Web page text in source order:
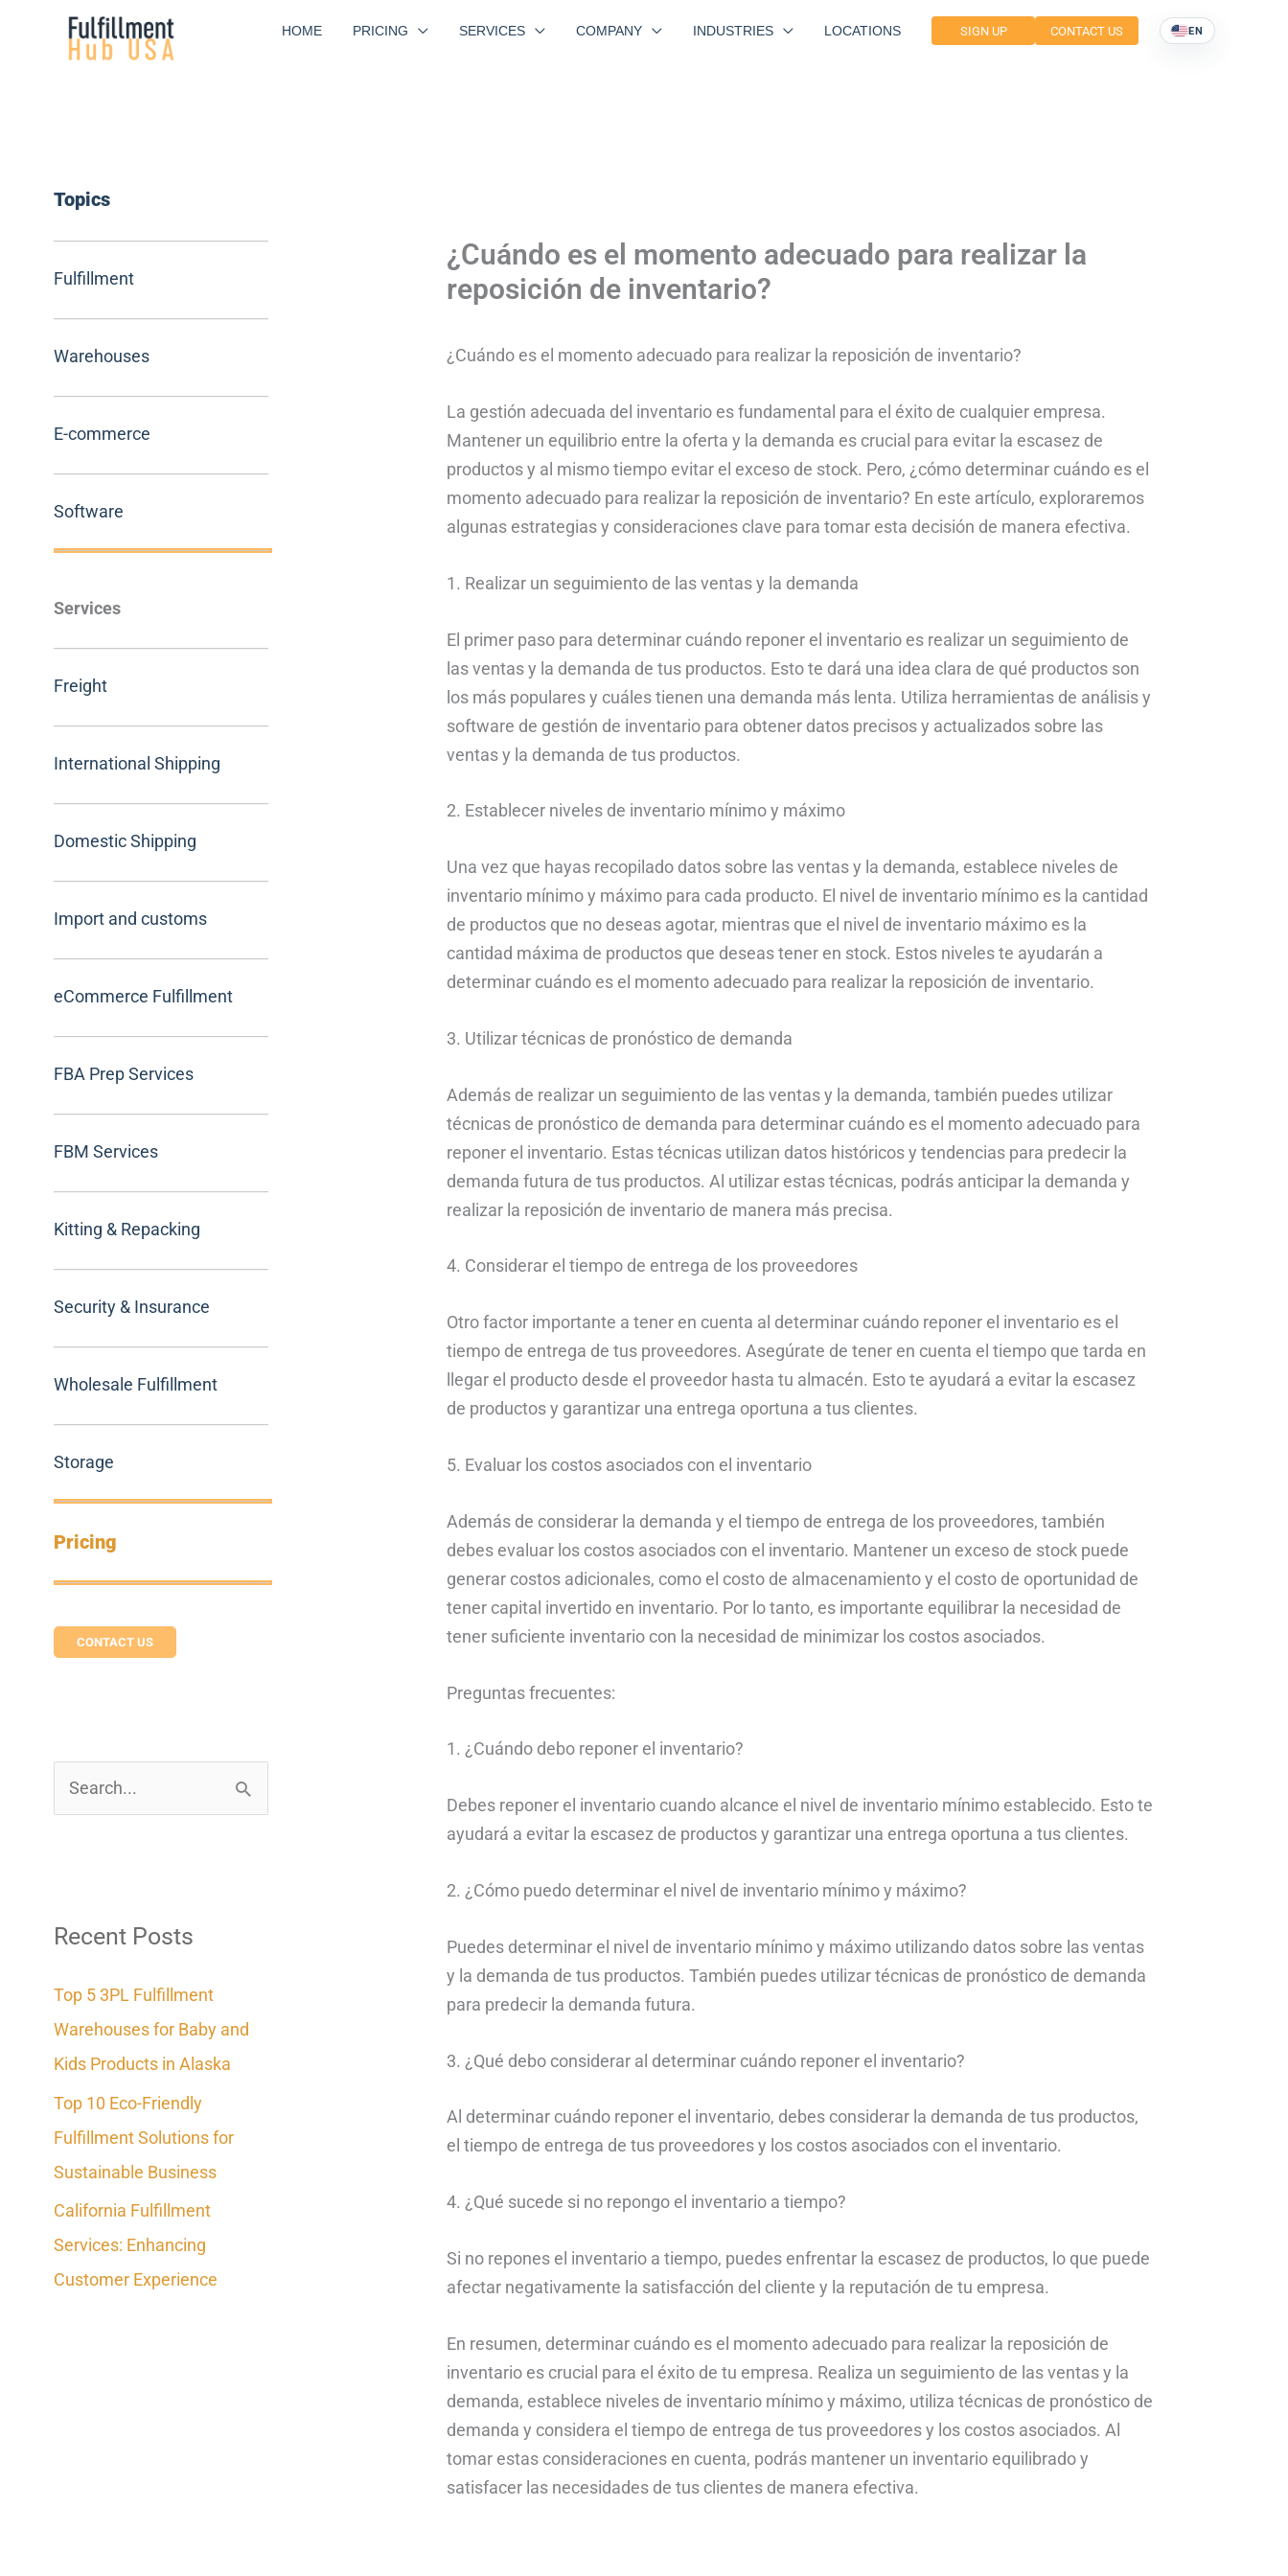
HOME PRICING SERVICES COMPANY INDUSTRIES LOCATIONS SIGN UP CONTACT US EN
Topics
Fulfillment
Warehouses
E-commerce
Software
Services
Freight
International Shipping
Domestic Shipping
Import and customs
eCommerce Fulfillment
FBA Prep Services
FBM Services
Kitting & Repacking
Security & Insurance
Wholesale Fulfillment
Storage
Pricing
CONTACT US
c
f
o
r
:
Recent Posts
Top 5 3PL Fulfillment
Warehouses for Baby and
Kids Products in Alaska
Top 10 Eco-Friendly
Fulfillment Solutions for
Sustainable Business
California Fulfillment
Services: Enhancing
Customer Experience
¿Cuándo es el momento adecuado para realizar la
reposición de inventario?
¿Cuándo es el momento adecuado para realizar la reposición de inventario?
La gestión adecuada del inventario es fundamental para el éxito de cualquier empresa.
Mantener un equilibrio entre la oferta y la demanda es crucial para evitar la escasez de
productos y al mismo tiempo evitar el exceso de stock. Pero, ¿cómo determinar cuándo es el
momento adecuado para realizar la reposición de inventario? En este artículo, exploraremos
algunas estrategias y consideraciones clave para tomar esta decisión de manera efectiva.
1. Realizar un seguimiento de las ventas y la demanda
El primer paso para determinar cuándo reponer el inventario es realizar un seguimiento de
las ventas y la demanda de tus productos. Esto te dará una idea clara de qué productos son
los más populares y cuáles tienen una demanda más lenta. Utiliza herramientas de análisis y
software de gestión de inventario para obtener datos precisos y actualizados sobre las
ventas y la demanda de tus productos.
2. Establecer niveles de inventario mínimo y máximo
Una vez que hayas recopilado datos sobre las ventas y la demanda, establece niveles de
inventario mínimo y máximo para cada producto. El nivel de inventario mínimo es la cantidad
de productos que no deseas agotar, mientras que el nivel de inventario máximo es la
cantidad máxima de productos que deseas tener en stock. Estos niveles te ayudarán a
determinar cuándo es el momento adecuado para realizar la reposición de inventario.
3. Utilizar técnicas de pronóstico de demanda
Además de realizar un seguimiento de las ventas y la demanda, también puedes utilizar
técnicas de pronóstico de demanda para determinar cuándo es el momento adecuado para
reponer el inventario. Estas técnicas utilizan datos históricos y tendencias para predecir la
demanda futura de tus productos. Al utilizar estas técnicas, podrás anticipar la demanda y
realizar la reposición de inventario de manera más precisa.
4. Considerar el tiempo de entrega de los proveedores
Otro factor importante a tener en cuenta al determinar cuándo reponer el inventario es el
tiempo de entrega de tus proveedores. Asegúrate de tener en cuenta el tiempo que tarda en
llegar el producto desde el proveedor hasta tu almacén. Esto te ayudará a evitar la escasez
de productos y garantizar una entrega oportuna a tus clientes.
5. Evaluar los costos asociados con el inventario
Además de considerar la demanda y el tiempo de entrega de los proveedores, también
debes evaluar los costos asociados con el inventario. Mantener un exceso de stock puede
generar costos adicionales, como el costo de almacenamiento y el costo de oportunidad de
tener capital invertido en inventario. Por lo tanto, es importante equilibrar la necesidad de
tener suficiente inventario con la necesidad de minimizar los costos asociados.
Preguntas frecuentes:
1. ¿Cuándo debo reponer el inventario?
Debes reponer el inventario cuando alcance el nivel de inventario mínimo establecido. Esto te
ayudará a evitar la escasez de productos y garantizar una entrega oportuna a tus clientes.
2. ¿Cómo puedo determinar el nivel de inventario mínimo y máximo?
Puedes determinar el nivel de inventario mínimo y máximo utilizando datos sobre las ventas
y la demanda de tus productos. También puedes utilizar técnicas de pronóstico de demanda
para predecir la demanda futura.
3. ¿Qué debo considerar al determinar cuándo reponer el inventario?
Al determinar cuándo reponer el inventario, debes considerar la demanda de tus productos,
el tiempo de entrega de tus proveedores y los costos asociados con el inventario.
4. ¿Qué sucede si no repongo el inventario a tiempo?
Si no repones el inventario a tiempo, puedes enfrentar la escasez de productos, lo que puede
afectar negativamente la satisfacción del cliente y la reputación de tu empresa.
En resumen, determinar cuándo es el momento adecuado para realizar la reposición de
inventario es crucial para el éxito de tu empresa. Realiza un seguimiento de las ventas y la
demanda, establece niveles de inventario mínimo y máximo, utiliza técnicas de pronóstico de
demanda y considera el tiempo de entrega de tus proveedores y los costos asociados. Al
tomar estas consideraciones en cuenta, podrás mantener un inventario equilibrado y
satisfacer las necesidades de tus clientes de manera efectiva.